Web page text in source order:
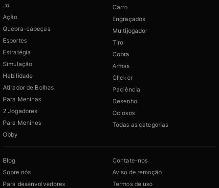
.io
Ação
Quebra-cabeças
Esportes
Estratégia
Simulação
Habilidade
Atirador de Bolhas
Para Meninas
2 Jogadores
Para Meninos
Obby
Carro
Engraçados
Multijogador
Tiro
Cobra
Armas
Clicker
Paciência
Desenho
Ociosos
Todas as categorias
Blog
Sobre nós
Para desenvolvedores
Contate-nos
Aviso de remoção
Termos de uso